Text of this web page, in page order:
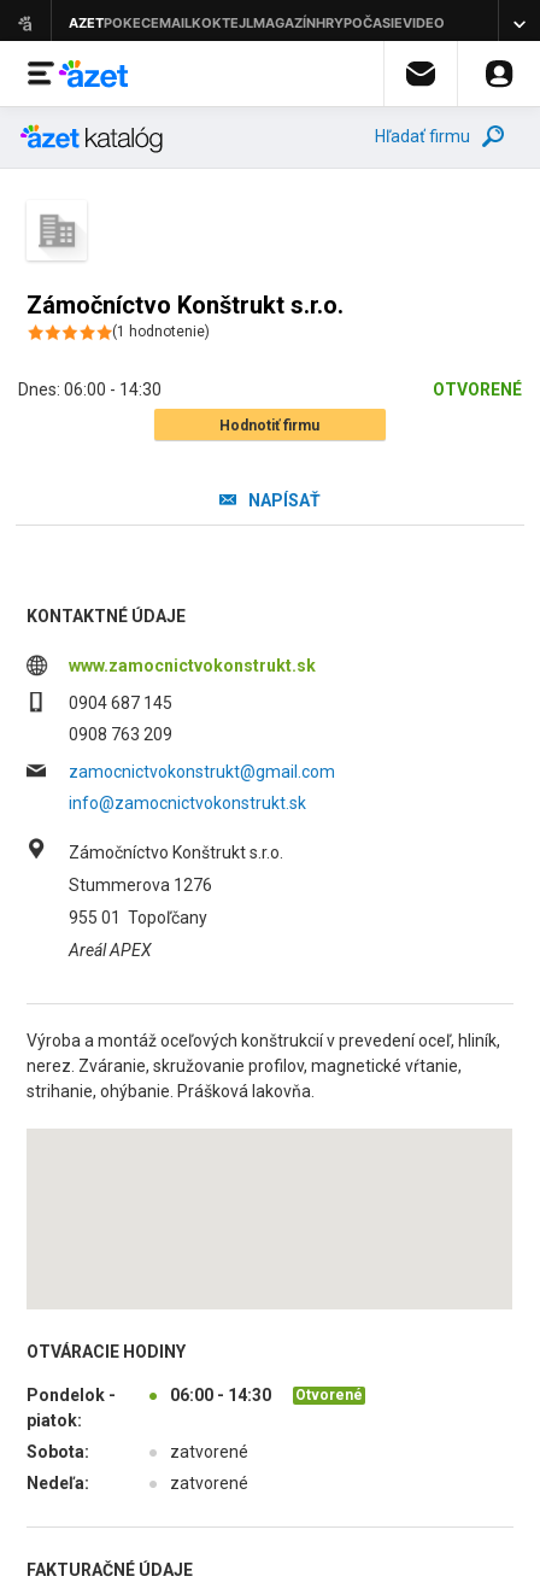
Hľadať firmu
Zámočníctvo Konštrukt s.r.o.
(1 hodnotenie)
Dnes: 06:00 - 14:30 OTVORENÉ
Hodnotiť firmu
NAPÍSAŤ
KONTAKTNÉ ÚDAJE
www.zamocnictvokonstrukt.sk
0904 687 145
0908 763 209
zamocnictvokonstrukt@gmail.com
info@zamocnictvokonstrukt.sk
Zámočníctvo Konštrukt s.r.o.
Stummerova 1276
955 01 Topoľčany
Areál APEX
Výroba a montáž oceľových konštrukcií v prevedení oceľ, hliník,
nerez. Zváranie, skružovanie profilov, magnetické vŕtanie,
strihanie, ohýbanie. Prášková lakovňa.
OTVÁRACIE HODINY
Pondelok -
piatok:
● 06:00 - 14:30 Otvorené
Sobota: ●
zatvorené
Nedeľa:
● zatvorené
FAKTURAČNÉ ÚDAJE